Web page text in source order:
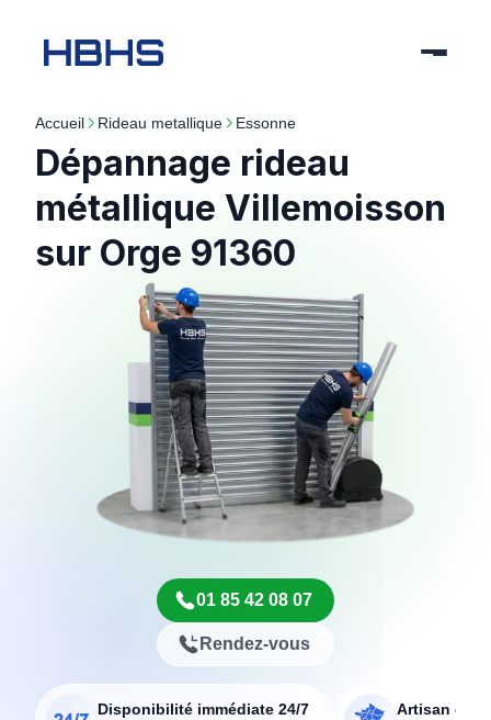
Accueil rideau metallique essonne
Dépannage rideau
métallique Villemoisson
sur Orge 91360
01 85 42 08 07
Rendez-vous
Disponibilité immédiate 24/7
Artisan de